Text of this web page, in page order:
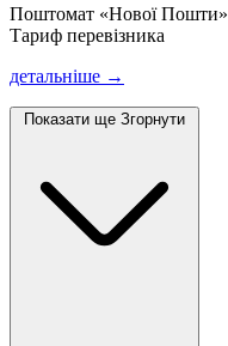
Поштомат «Нової Пошти»
Тариф перевізника
детальніше →
Показати ще Згорнути